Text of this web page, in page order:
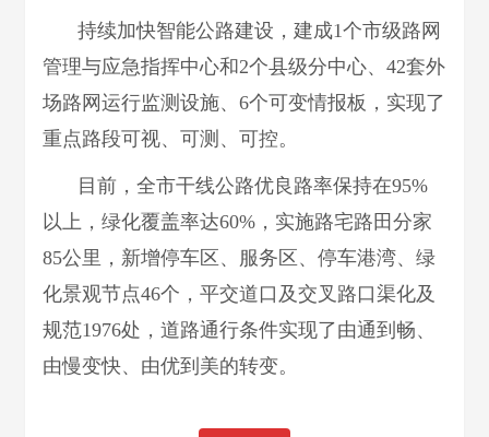
持续加快智能公路建设，建成1个市级路网
管理与应急指挥中心和2个县级分中心、42套外
场路网运行监测设施、6个可变情报板，实现了
重点路段可视、可测、可控。
目前，全市干线公路优良路率保持在95%
以上，绿化覆盖率达60%，实施路宅路田分家
85公里，新增停车区、服务区、停车港湾、绿
化景观节点46个，平交道口及交叉路口渠化及
规范1976处，道路通行条件实现了由通到畅、
由慢变快、由优到美的转变。